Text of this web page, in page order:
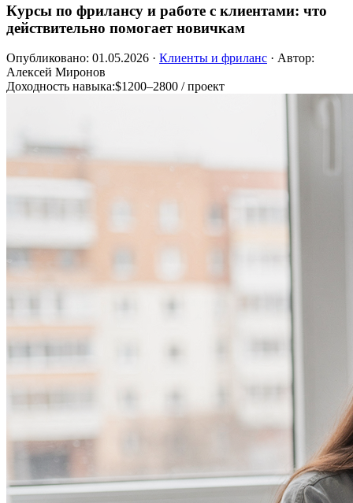
Курсы по фрилансу и работе с клиентами: что
действительно помогает новичкам
Опубликовано: 01.05.2026 · Клиенты и фриланс · Автор:
Алексей Миронов
Доходность навыка:$1200–2800 / проект